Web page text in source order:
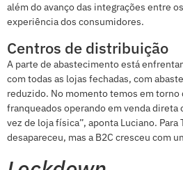
além do avanço das integrações entre
experiência dos consumidores.
Centros de distribuição
A parte de abastecimento está
com todas as lojas fechadas, com
reduzido. No momento temos em
franqueados operando em venda direta
vez de loja física”, aponta Luciano.
desapareceu, mas a B2C cresceu com